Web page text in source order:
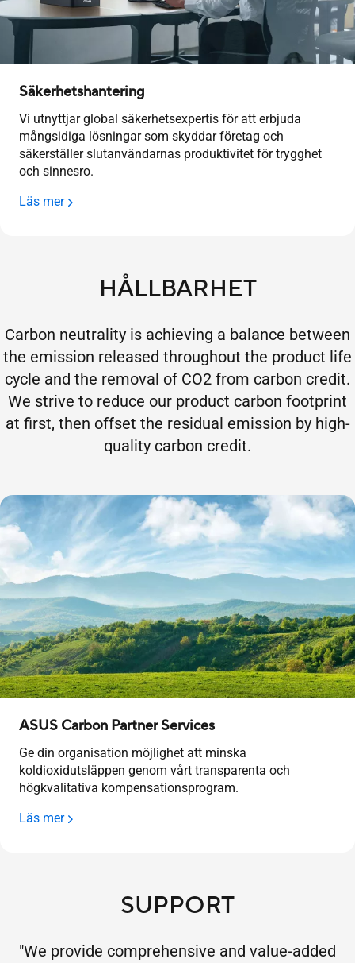
Säkerhetshantering
Vi utnyttjar global säkerhetsexpertis för att erbjuda
mångsidiga lösningar som skyddar företag och
säkerställer slutanvändarnas produktivitet för trygghet
och sinnesro.
Läs mer
HÅLLBARHET
Carbon neutrality is achieving a balance between
the emission released throughout the product life
cycle and the removal of CO2 from carbon credit.
We strive to reduce our product carbon footprint
at first, then offset the residual emission by high-
quality carbon credit.
ASUS Carbon Partner Services
Ge din organisation möjlighet att minska
koldioxidutsläppen genom vårt transparenta och
högkvalitativa kompensationsprogram.
Läs mer
SUPPORT
"We provide comprehensive and value-added